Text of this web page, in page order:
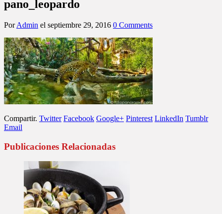
pano_leopardo
PorAdmin el septiembre 29, 2016 0 Comments
Compartir. Twitter Facebook Google+ Pinterest LinkedIn Tumblr
Email
Publicaciones Relacionadas